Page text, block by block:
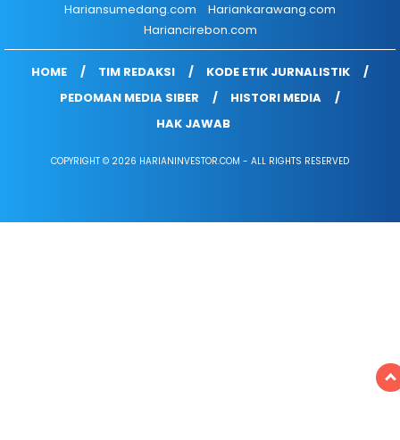
Hariansumedang.com
Hariankarawang.com
Hariancirebon.com
HOME TIM REDAKSI
KODE ETIK JURNALISTIK
PEDOMAN MEDIA SIBER
HISTORI MEDIA
HAK JAWAB
COPYRIGHT © 2026 HARIANINVESTOR.COM - ALL RIGHTS RESERVED